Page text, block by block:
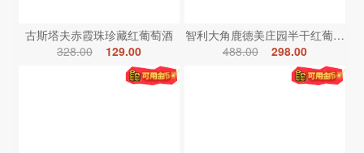
古斯塔夫赤霞珠珍藏红葡萄酒
328.00
129.00
智利大角鹿德美庄园半干红葡萄酒
488.00
298.00